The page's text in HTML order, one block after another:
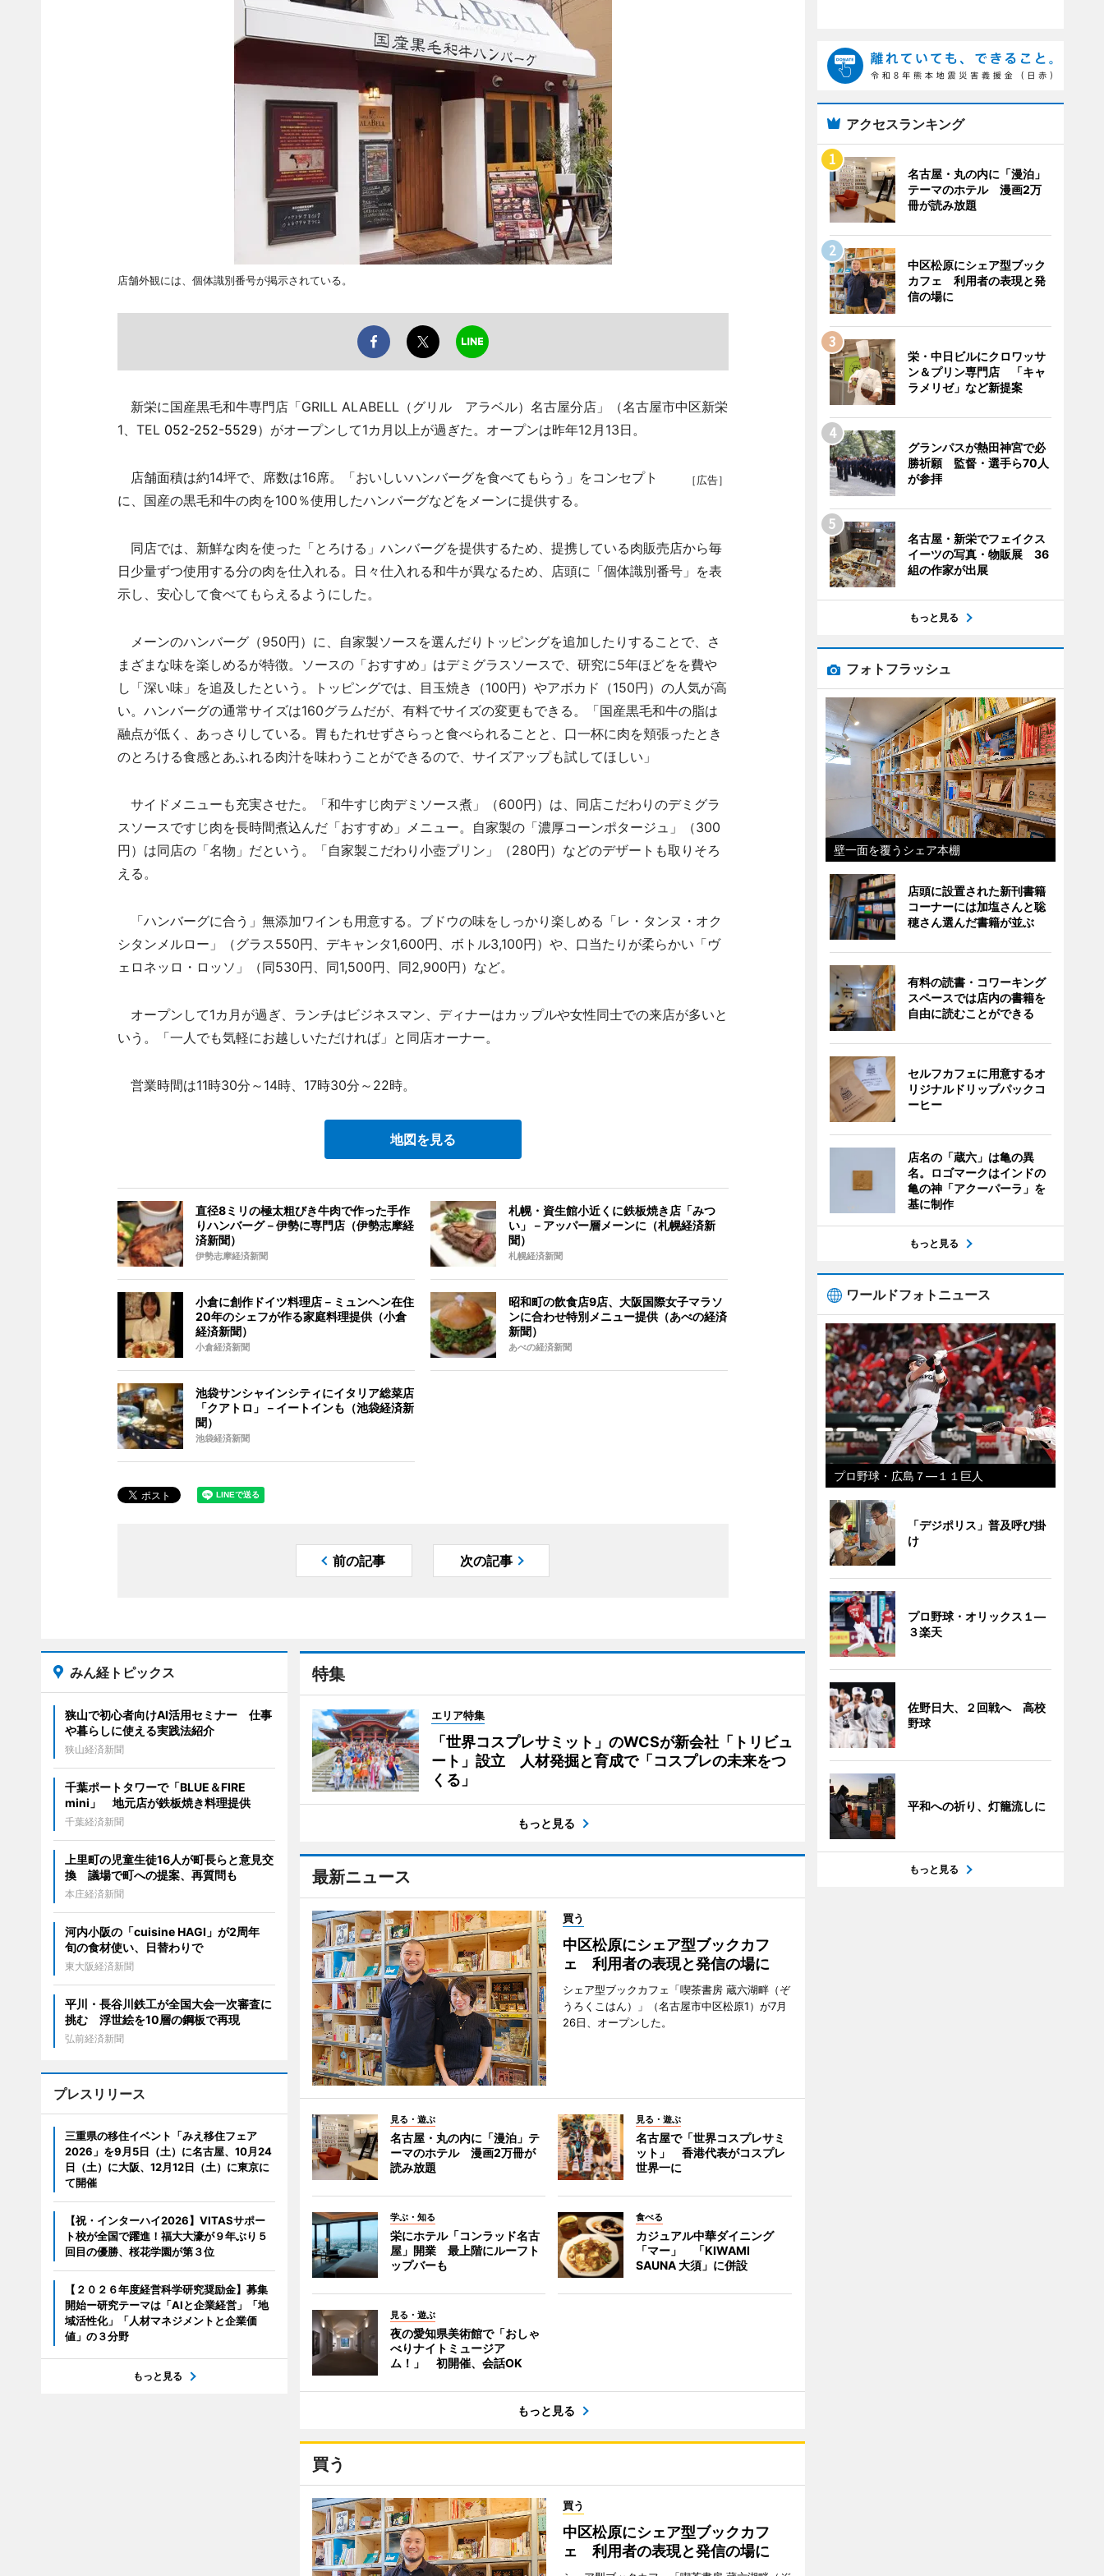
店舗外観には、個体識別番号が掲示されている。
新栄に国産黒毛和牛専門店「GRILL ALABELL（グリル アラベル）名古屋分店」（名古屋市中区新栄
1、TEL 052-252-5529）がオープンして1カ月以上が過ぎた。オープンは昨年12月13日。
［広告］
店舗面積は約14坪で、席数は16席。「おいしいハンバーグを食べてもらう」をコンセプト
に、国産の黒毛和牛の肉を100％使用したハンバーグなどをメーンに提供する。
同店では、新鮮な肉を使った「とろける」ハンバーグを提供するため、提携している肉販売店から毎
日少量ずつ使用する分の肉を仕入れる。日々仕入れる和牛が異なるため、店頭に「個体識別番号」を表
示し、安心して食べてもらえるようにした。
メーンのハンバーグ（950円）に、自家製ソースを選んだりトッピングを追加したりすることで、さ
まざまな味を楽しめるが特徴。ソースの「おすすめ」はデミグラスソースで、研究に5年ほどをを費や
し「深い味」を追及したという。トッピングでは、目玉焼き（100円）やアボカド（150円）の人気が高
い。ハンバーグの通常サイズは160グラムだが、有料でサイズの変更もできる。「国産黒毛和牛の脂は
融点が低く、あっさりしている。胃もたれせずさらっと食べられることと、口一杯に肉を頬張ったとき
のとろける食感とあふれる肉汁を味わうことができるので、サイズアップも試してほしい」
サイドメニューも充実させた。「和牛すじ肉デミソース煮」（600円）は、同店こだわりのデミグラ
スソースですじ肉を長時間煮込んだ「おすすめ」メニュー。自家製の「濃厚コーンポタージュ」（300
円）は同店の「名物」だという。「自家製こだわり小壺プリン」（280円）などのデザートも取りそろ
える。
「ハンバーグに合う」無添加ワインも用意する。ブドウの味をしっかり楽しめる「レ・タンヌ・オク
シタンメルロー」（グラス550円、デキャンタ1,600円、ボトル3,100円）や、口当たりが柔らかい「ヴ
ェロネッロ・ロッソ」（同530円、同1,500円、同2,900円）など。
オープンして1カ月が過ぎ、ランチはビジネスマン、ディナーはカップルや女性同士での来店が多いと
いう。「一人でも気軽にお越しいただければ」と同店オーナー。
営業時間は11時30分～14時、17時30分～22時。
地図を見る
直径8ミリの極太粗びき牛肉で作った手作
りハンバーグ－伊勢に専門店（伊勢志摩経
済新聞）
伊勢志摩経済新聞
札幌・資生館小近くに鉄板焼き店「みつ
い」－アッパー層メーンに（札幌経済新
聞）
札幌経済新聞
小倉に創作ドイツ料理店－ミュンヘン在住
20年のシェフが作る家庭料理提供（小倉
経済新聞）
小倉経済新聞
昭和町の飲食店9店、大阪国際女子マラソ
ンに合わせ特別メニュー提供（あべの経済
新聞）
あべの経済新聞
池袋サンシャインシティにイタリア総菜店
「クアトロ」－イートインも（池袋経済新
聞）
池袋経済新聞
前の記事 次の記事
特集
エリア特集
「世界コスプレサミット」のWCSが新会社「トリビュ
ート」設立 人材発掘と育成で「コスプレの未来をつ
くる」
もっと見る
最新ニュース
買う
中区松原にシェア型ブックカフ
ェ 利用者の表現と発信の場に
シェア型ブックカフェ「喫茶書房 蔵六湖畔（ぞ
うろくこはん）」（名古屋市中区松原1）が7月
26日、オープンした。
見る・遊ぶ
名古屋・丸の内に「漫泊」テ
ーマのホテル 漫画2万冊が
読み放題
見る・遊ぶ
名古屋で「世界コスプレサミ
ット」 香港代表がコスプレ
世界一に
学ぶ・知る
栄にホテル「コンラッド名古
屋」開業 最上階にルーフト
ップバーも
食べる
カジュアル中華ダイニング
「マー」 「KIWAMI
SAUNA 大須」に併設
見る・遊ぶ
夜の愛知県美術館で「おしゃ
べりナイトミュージア
ム！」 初開催、会話OK
もっと見る
買う
買う
中区松原にシェア型ブックカフ
ェ 利用者の表現と発信の場に
みん経トピックス
狭山で初心者向けAI活用セミナー 仕事
や暮らしに使える実践法紹介
狭山経済新聞
千葉ポートタワーで「BLUE＆FIRE
mini」 地元店が鉄板焼き料理提供
千葉経済新聞
上里町の児童生徒16人が町長らと意見交
換 議場で町への提案、再質問も
本庄経済新聞
河内小阪の「cuisine HAGI」が2周年
旬の食材使い、日替わりで
東大阪経済新聞
平川・長谷川鉄工が全国大会一次審査に
挑む 浮世絵を10層の鋼板で再現
弘前経済新聞
プレスリリース
三重県の移住イベント「みえ移住フェア
2026」を9月5日（土）に名古屋、10月24
日（土）に大阪、12月12日（土）に東京に
て開催
【祝・インターハイ2026】VITASサポー
ト校が全国で躍進！福大大濠が９年ぶり５
回目の優勝、桜花学園が第３位
【２０２６年度経営科学研究奨励金】募集
開始ー研究テーマは「AIと企業経営」「地
域活性化」「人材マネジメントと企業価
値」の３分野
もっと見る
アクセスランキング
名古屋・丸の内に「漫泊」
テーマのホテル 漫画2万
冊が読み放題
中区松原にシェア型ブック
カフェ 利用者の表現と発
信の場に
栄・中日ビルにクロワッサ
ン＆プリン専門店 「キャ
ラメリゼ」など新提案
グランパスが熱田神宮で必
勝祈願 監督・選手ら70人
が参拝
名古屋・新栄でフェイクス
イーツの写真・物販展 36
組の作家が出展
もっと見る
フォトフラッシュ
壁一面を覆うシェア本棚
店頭に設置された新刊書籍
コーナーには加塩さんと聡
穂さん選んだ書籍が並ぶ
有料の読書・コワーキング
スペースでは店内の書籍を
自由に読むことができる
セルフカフェに用意するオ
リジナルドリップパックコ
ーヒー
店名の「蔵六」は亀の異
名。ロゴマークはインドの
亀の神「アクーパーラ」を
基に制作
もっと見る
ワールドフォトニュース
プロ野球・広島７―１１巨人
「デジポリス」普及呼び掛
け
プロ野球・オリックス１―
３楽天
佐野日大、２回戦へ 高校
野球
平和への祈り、灯籠流しに
もっと見る